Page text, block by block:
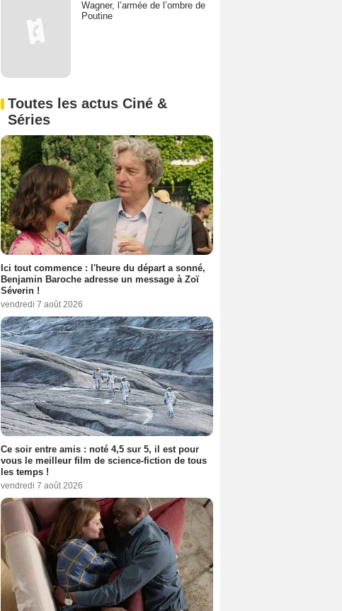
Wagner, l’armée de l’ombre de
Poutine
Toutes les actus Ciné &
Séries
Ici tout commence : l'heure du départ a sonné,
Benjamin Baroche adresse un message à Zoï
Séverin !
vendredi 7 août 2026
Ce soir entre amis : noté 4,5 sur 5, il est pour
vous le meilleur film de science-fiction de tous
les temps !
vendredi 7 août 2026